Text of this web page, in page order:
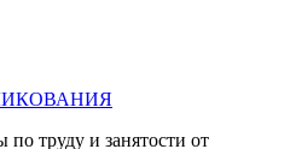
труду и занятости от